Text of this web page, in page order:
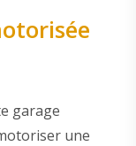
garage
une